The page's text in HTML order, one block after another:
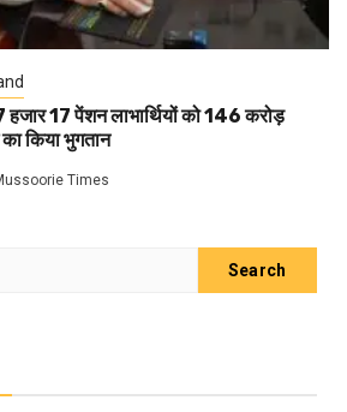
17 पेंशन लाभार्थियों को 146 करोड़
किया भुगतान
Times